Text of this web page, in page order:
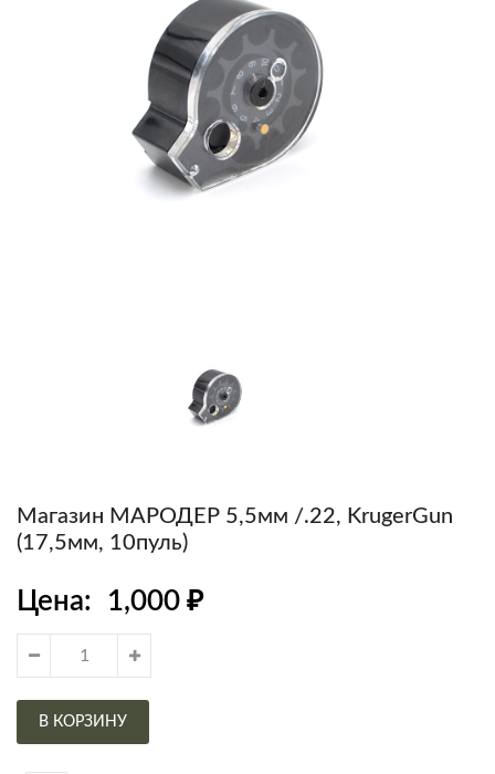
Магазин МАРОДЕР 5,5мм /.22, KrugerGun
(17,5мм, 10пуль)
Цена: 1,000 ₽
В КОРЗИНУ